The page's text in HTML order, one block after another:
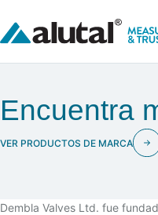
Encuentra
VER PRODUCTOS DE MARCA
Dembla Valves Ltd. fue